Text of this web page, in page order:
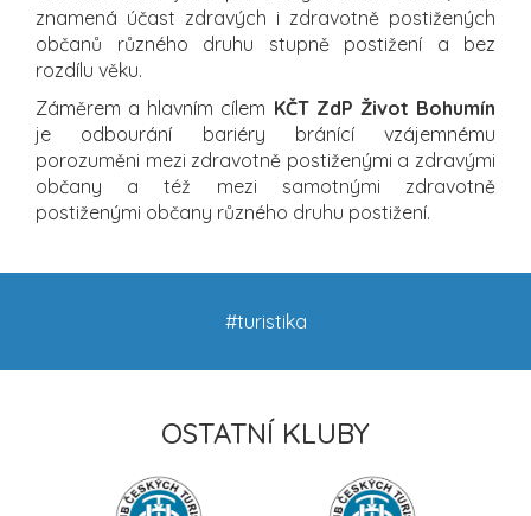
znamená účast zdravých i zdravotně postižených
občanů různého druhu stupně postižení a bez
rozdílu věku.
Záměrem a hlavním cílem KČT ZdP Život Bohumín
je odbourání bariéry bránící vzájemnému
porozuměni mezi zdravotně postiženými a zdravými
občany a též mezi samotnými zdravotně
postiženými občany různého druhu postižení.
#turistika
OSTATNÍ KLUBY